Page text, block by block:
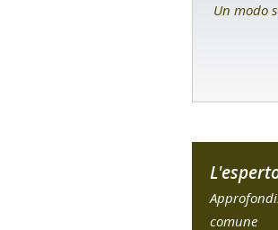
Un modo
comune